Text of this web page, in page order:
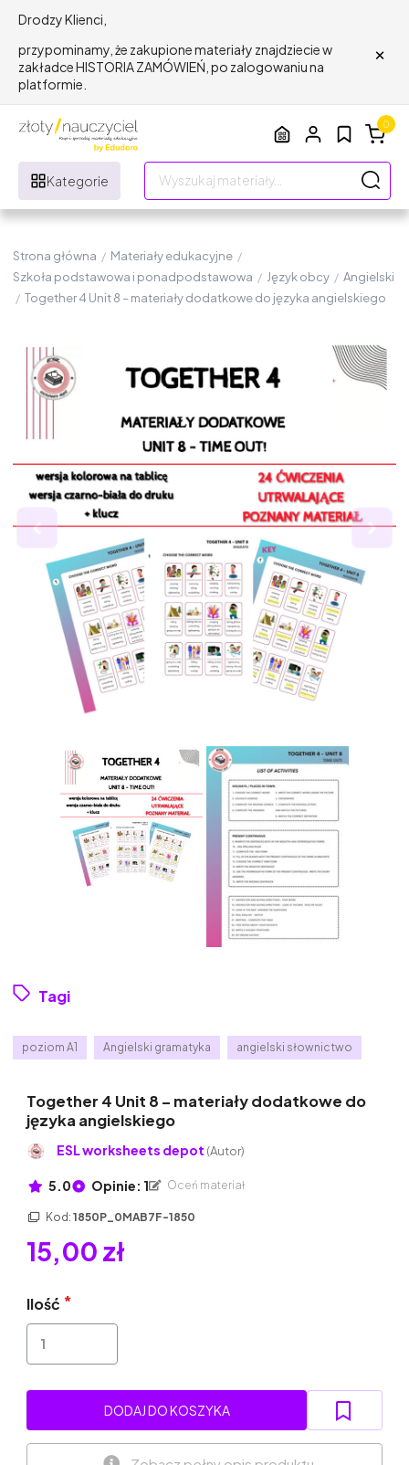
Drodzy Klienci,
przypominamy, że zakupione materiały znajdziecie w
zakładce HISTORIA ZAMÓWIEŃ, po zalogowaniu na
platformie.
×
Kategorie
0
Strona główna / Materiały edukacyjne /
Szkoła podstawowa i ponadpodstawowa / Język obcy / Angielski
/ Together 4 Unit 8 – materiały dodatkowe do języka angielskiego
Tagi
poziom A1 Angielski gramatyka angielski słownictwo
Together 4 Unit 8 – materiały dodatkowe do
języka angielskiego
ESL worksheets depot (Autor)
5.0 Opinie: 1 Oceń materiał
Kod: 1850P_0MAB7F-1850
15,00 zł
Ilość
DODAJ DO KOSZYKA